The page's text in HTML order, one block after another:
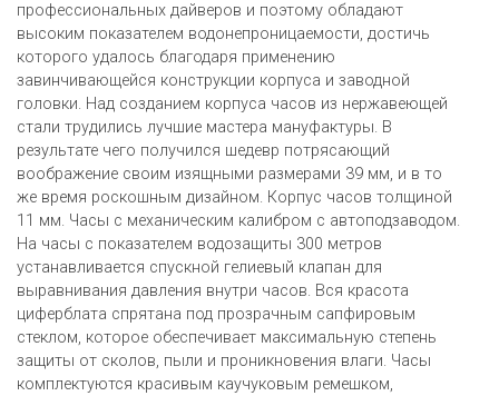
профессиональных дайверов и поэтому обладают
высоким показателем водонепроницаемости, достичь
которого удалось благодаря применению
завинчивающейся конструкции корпуса и заводной
головки. Над созданием корпуса часов из нержавеющей
стали трудились лучшие мастера мануфактуры. В
результате чего получился шедевр потрясающий
воображение своим изящными размерами 39 мм, и в то
же время роскошным дизайном. Корпус часов толщиной
11 мм. Часы с механическим калибром с автоподзаводом.
На часы с показателем водозащиты 300 метров
устанавливается спускной гелиевый клапан для
выравнивания давления внутри часов. Вся красота
циферблата спрятана под прозрачным сапфировым
стеклом, которое обеспечивает максимальную степень
защиты от сколов, пыли и проникновения влаги. Часы
комплектуются красивым каучуковым ремешком,